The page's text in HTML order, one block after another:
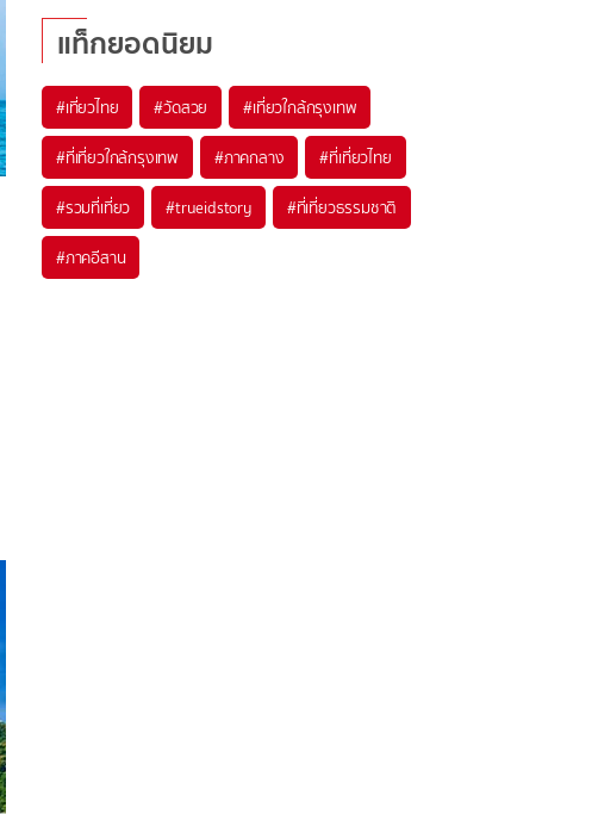
แท็กยอดนิยม
#เที่ยวไทย #วัดสวย #เที่ยวใกล้กรุงเทพ
#ที่เที่ยวใกล้กรุงเทพ #ภาคกลาง #ที่เที่ยวไทย
#รวมที่เที่ยว #trueidstory #ที่เที่ยวธรรมชาติ
#ภาคอีสาน